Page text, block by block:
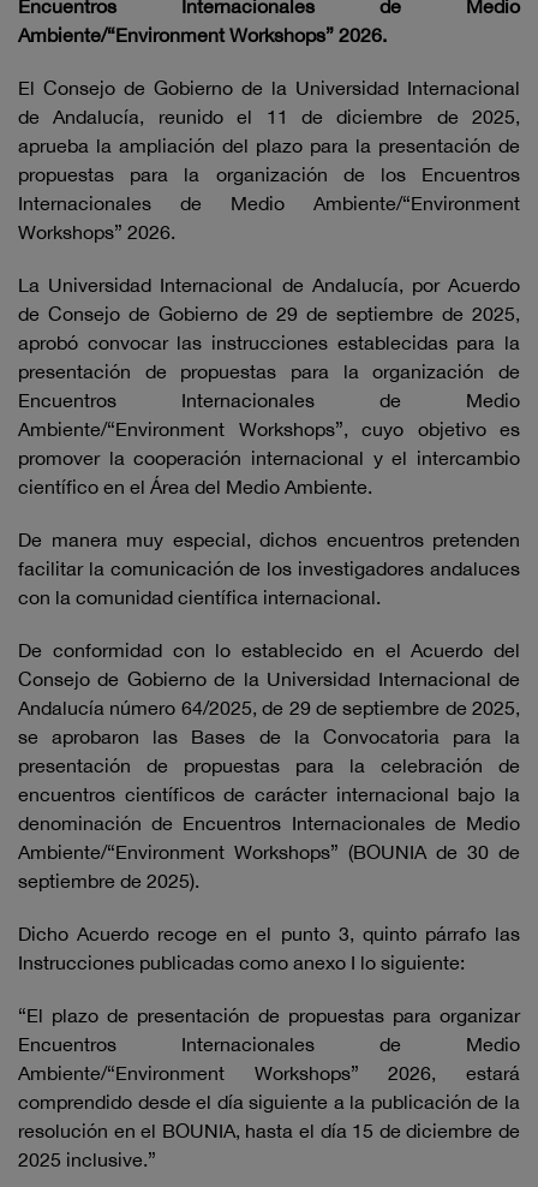
Encuentros Internacionales de Medio
Ambiente/“Environment Workshops” 2026.
El Consejo de Gobierno de la Universidad Internacional
de Andalucía, reunido el 11 de diciembre de 2025,
aprueba la ampliación del plazo para la presentación de
propuestas para la organización de los Encuentros
Internacionales de Medio Ambiente/“Environment
Workshops” 2026.
La Universidad Internacional de Andalucía, por Acuerdo
de Consejo de Gobierno de 29 de septiembre de 2025,
aprobó convocar las instrucciones establecidas para la
presentación de propuestas para la organización de
Encuentros Internacionales de Medio
Ambiente/“Environment Workshops”, cuyo objetivo es
promover la cooperación internacional y el intercambio
científico en el Área del Medio Ambiente.
De manera muy especial, dichos encuentros pretenden
facilitar la comunicación de los investigadores andaluces
con la comunidad científica internacional.
De conformidad con lo establecido en el Acuerdo del
Consejo de Gobierno de la Universidad Internacional de
Andalucía número 64/2025, de 29 de septiembre de 2025,
se aprobaron las Bases de la Convocatoria para la
presentación de propuestas para la celebración de
encuentros científicos de carácter internacional bajo la
denominación de Encuentros Internacionales de Medio
Ambiente/“Environment Workshops” (BOUNIA de 30 de
septiembre de 2025).
Dicho Acuerdo recoge en el punto 3, quinto párrafo las
Instrucciones publicadas como anexo I lo siguiente:
“El plazo de presentación de propuestas para organizar
Encuentros Internacionales de Medio
Ambiente/“Environment Workshops” 2026, estará
comprendido desde el día siguiente a la publicación de la
resolución en el BOUNIA, hasta el día 15 de diciembre de
2025 inclusive.”